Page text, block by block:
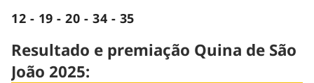
12 - 19 - 20 - 34 - 35
Resultado e premiação Quina de São
João 2025: